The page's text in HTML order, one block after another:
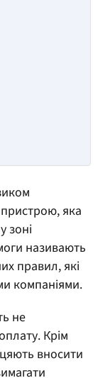
пристрою, яка
зоні
називають
правил, які
компаніями.
не
Крім
вносити